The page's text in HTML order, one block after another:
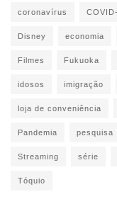
coronavírus
Disney economia
Filmes Fukuoka
idosos imigração
loja de conveniência
Pandemia pesquisa
Streaming série
Tóquio